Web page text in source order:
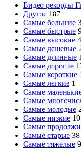
Видео рекорды
Другое 187
Самые большие
Самые быстрые
Самые высокие
Самые дешевые 2
Самые длинные
Самые дорогие
Самые короткие
Самые легкие 1
Самые
Самые
Самые молодые
Самые низкие 10
Самые
Самые старые 38
Самые тяжелые 9